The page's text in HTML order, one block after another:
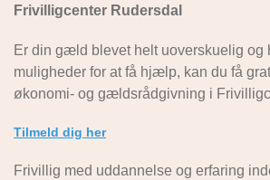
Frivilligcenter Rudersdal
Er din gæld blevet helt uoverskuelig og
muligheder for at få hjælp, kan du få
økonomi- og gældsrådgivning i
Tilmeld dig her
Frivillig med uddannelse og erfaring